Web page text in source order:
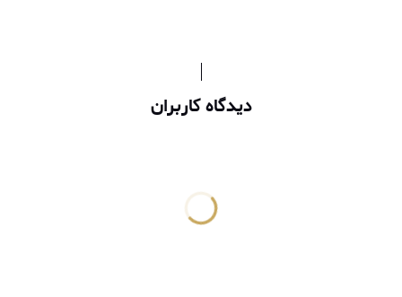
دیدگاه کاربران